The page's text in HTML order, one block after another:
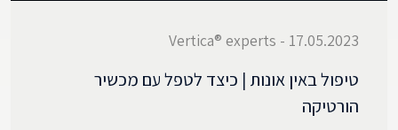
17.05.2023 - Vertica® experts
טיפול באין אונות | כיצד לטפל עם מכשיר
הורטיקה